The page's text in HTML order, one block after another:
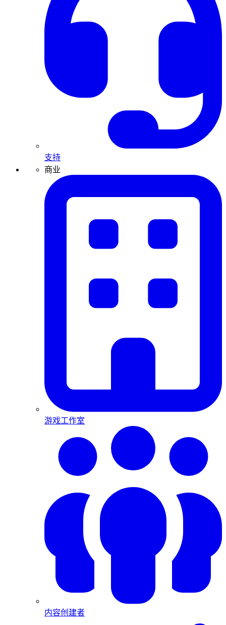
支持
商业
游戏工作室
内容创建者